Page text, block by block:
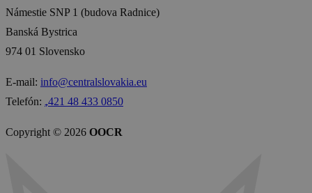
Námestie SNP 1 (budova Radnice)
Banská Bystrica
974 01 Slovensko
E-mail: info@centralslovakia.eu
Telefón: ₊421 48 433 0850
Copyright © 2026 OOCR